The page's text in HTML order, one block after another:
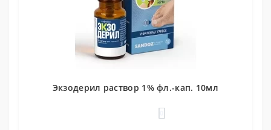
Экзодерил раствор 1% фл.-кап. 10мл